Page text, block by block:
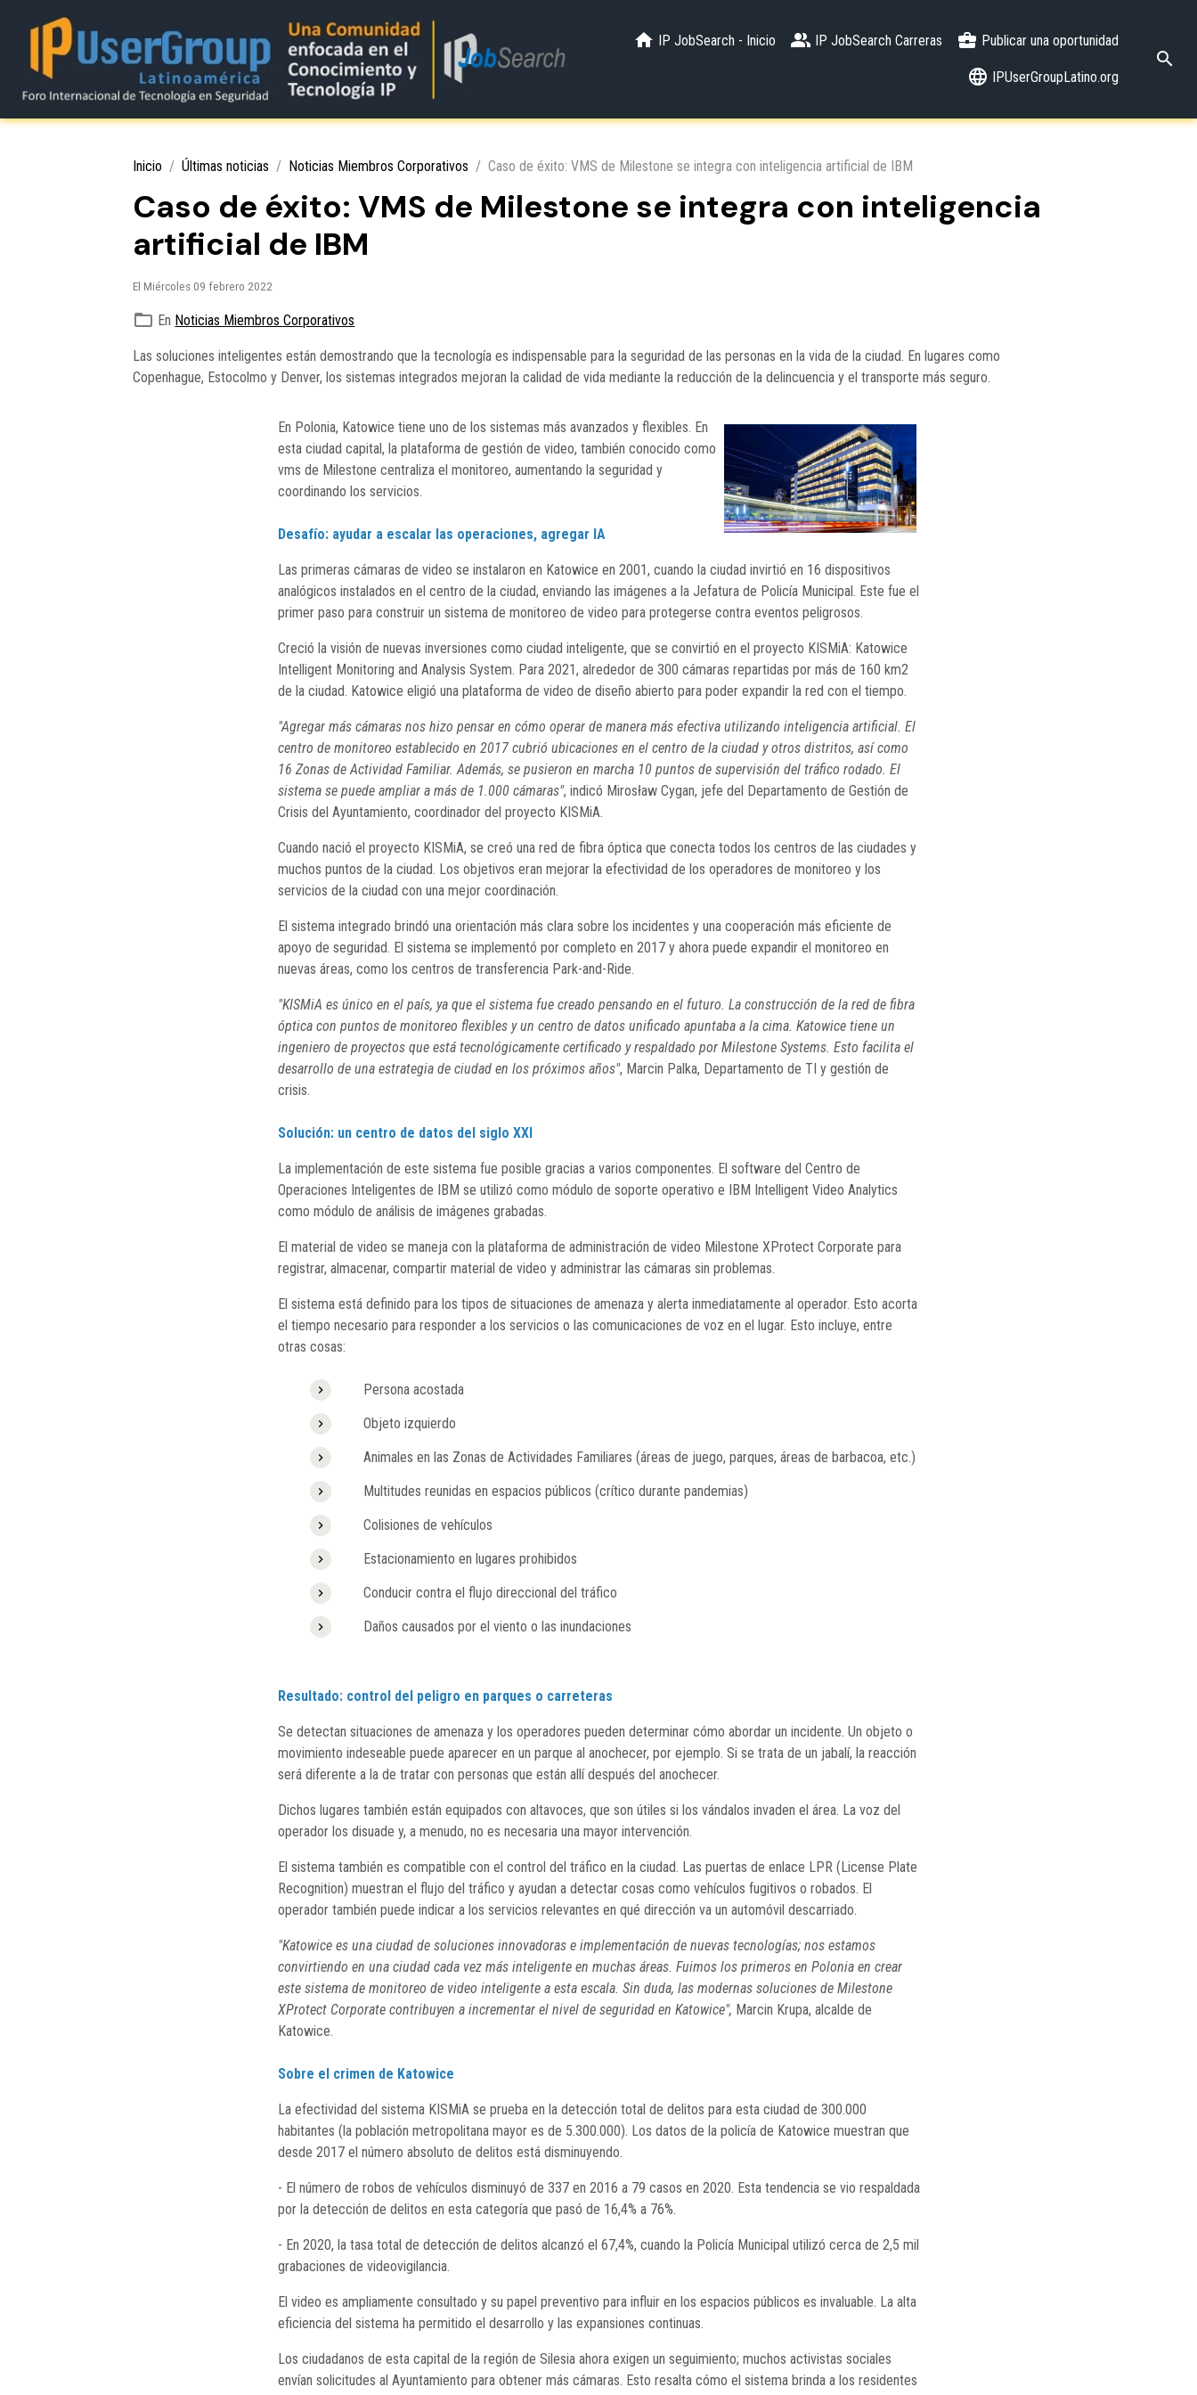
IP JobSearch - Inicio IP JobSearch Carreras Publicar una oportunidad
IPUserGroupLatino.org
Inicio Últimas noticias Noticias Miembros Corporativos Caso de éxito: VMS de Milestone se integra con inteligencia artificial de IBM
Caso de éxito: VMS de Milestone se integra con inteligencia
artificial de IBM
El Miércoles 09 febrero 2022
En Noticias Miembros Corporativos
Las soluciones inteligentes están demostrando que la tecnología es indispensable para la seguridad de las personas en la vida de la ciudad. En lugares como
Copenhague, Estocolmo y Denver, los sistemas integrados mejoran la calidad de vida mediante la reducción de la delincuencia y el transporte más seguro.
En Polonia, Katowice tiene uno de los sistemas más avanzados y flexibles. En
esta ciudad capital, la plataforma de gestión de video, también conocido como
vms de Milestone centraliza el monitoreo, aumentando la seguridad y
coordinando los servicios.
Desafío: ayudar a escalar las operaciones, agregar IA
Las primeras cámaras de video se instalaron en Katowice en 2001, cuando la ciudad invirtió en 16 dispositivos
analógicos instalados en el centro de la ciudad, enviando las imágenes a la Jefatura de Policía Municipal. Este fue el
primer paso para construir un sistema de monitoreo de video para protegerse contra eventos peligrosos.
Creció la visión de nuevas inversiones como ciudad inteligente, que se convirtió en el proyecto KISMiA: Katowice
Intelligent Monitoring and Analysis System. Para 2021, alrededor de 300 cámaras repartidas por más de 160 km2
de la ciudad. Katowice eligió una plataforma de video de diseño abierto para poder expandir la red con el tiempo.
"Agregar más cámaras nos hizo pensar en cómo operar de manera más efectiva utilizando inteligencia artificial. El
centro de monitoreo establecido en 2017 cubrió ubicaciones en el centro de la ciudad y otros distritos, así como
16 Zonas de Actividad Familiar. Además, se pusieron en marcha 10 puntos de supervisión del tráfico rodado. El
sistema se puede ampliar a más de 1.000 cámaras", indicó Mirosław Cygan, jefe del Departamento de Gestión de
Crisis del Ayuntamiento, coordinador del proyecto KISMiA.
Cuando nació el proyecto KISMiA, se creó una red de fibra óptica que conecta todos los centros de las ciudades y
muchos puntos de la ciudad. Los objetivos eran mejorar la efectividad de los operadores de monitoreo y los
servicios de la ciudad con una mejor coordinación.
El sistema integrado brindó una orientación más clara sobre los incidentes y una cooperación más eficiente de
apoyo de seguridad. El sistema se implementó por completo en 2017 y ahora puede expandir el monitoreo en
nuevas áreas, como los centros de transferencia Park-and-Ride.
"KISMiA es único en el país, ya que el sistema fue creado pensando en el futuro. La construcción de la red de fibra
óptica con puntos de monitoreo flexibles y un centro de datos unificado apuntaba a la cima. Katowice tiene un
ingeniero de proyectos que está tecnológicamente certificado y respaldado por Milestone Systems. Esto facilita el
desarrollo de una estrategia de ciudad en los próximos años", Marcin Palka, Departamento de TI y gestión de
crisis.
Solución: un centro de datos del siglo XXI
La implementación de este sistema fue posible gracias a varios componentes. El software del Centro de
Operaciones Inteligentes de IBM se utilizó como módulo de soporte operativo e IBM Intelligent Video Analytics
como módulo de análisis de imágenes grabadas.
El material de video se maneja con la plataforma de administración de video Milestone XProtect Corporate para
registrar, almacenar, compartir material de video y administrar las cámaras sin problemas.
El sistema está definido para los tipos de situaciones de amenaza y alerta inmediatamente al operador. Esto acorta
el tiempo necesario para responder a los servicios o las comunicaciones de voz en el lugar. Esto incluye, entre
otras cosas:
Persona acostada
Objeto izquierdo
Animales en las Zonas de Actividades Familiares (áreas de juego, parques, áreas de barbacoa, etc.)
Multitudes reunidas en espacios públicos (crítico durante pandemias)
Colisiones de vehículos
Estacionamiento en lugares prohibidos
Conducir contra el flujo direccional del tráfico
Daños causados ​​por el viento o las inundaciones
Resultado: control del peligro en parques o carreteras
Se detectan situaciones de amenaza y los operadores pueden determinar cómo abordar un incidente. Un objeto o
movimiento indeseable puede aparecer en un parque al anochecer, por ejemplo. Si se trata de un jabalí, la reacción
será diferente a la de tratar con personas que están allí después del anochecer.
Dichos lugares también están equipados con altavoces, que son útiles si los vándalos invaden el área. La voz del
operador los disuade y, a menudo, no es necesaria una mayor intervención.
El sistema también es compatible con el control del tráfico en la ciudad. Las puertas de enlace LPR (License Plate
Recognition) muestran el flujo del tráfico y ayudan a detectar cosas como vehículos fugitivos o robados. El
operador también puede indicar a los servicios relevantes en qué dirección va un automóvil descarriado.
"Katowice es una ciudad de soluciones innovadoras e implementación de nuevas tecnologías; nos estamos
convirtiendo en una ciudad cada vez más inteligente en muchas áreas. Fuimos los primeros en Polonia en crear
este sistema de monitoreo de video inteligente a esta escala. Sin duda, las modernas soluciones de Milestone
XProtect Corporate contribuyen a incrementar el nivel de seguridad en Katowice", Marcin Krupa, alcalde de
Katowice.
Sobre el crimen de Katowice
La efectividad del sistema KISMiA se prueba en la detección total de delitos para esta ciudad de 300.000
habitantes (la población metropolitana mayor es de 5.300.000). Los datos de la policía de Katowice muestran que
desde 2017 el número absoluto de delitos está disminuyendo.
- El número de robos de vehículos disminuyó de 337 en 2016 a 79 casos en 2020. Esta tendencia se vio respaldada
por la detección de delitos en esta categoría que pasó de 16,4% a 76%.
- En 2020, la tasa total de detección de delitos alcanzó el 67,4%, cuando la Policía Municipal utilizó cerca de 2,5 mil
grabaciones de videovigilancia.
El video es ampliamente consultado y su papel preventivo para influir en los espacios públicos es invaluable. La alta
eficiencia del sistema ha permitido el desarrollo y las expansiones continuas.
Los ciudadanos de esta capital de la región de Silesia ahora exigen un seguimiento; muchos activistas sociales
envían solicitudes al Ayuntamiento para obtener más cámaras. Esto resalta cómo el sistema brinda a los residentes